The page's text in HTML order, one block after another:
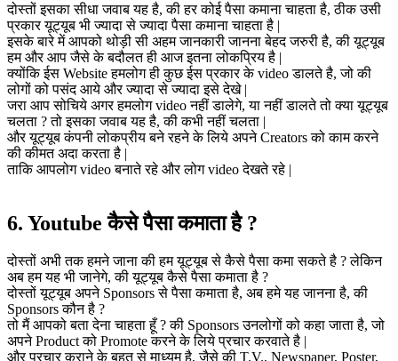
दोस्तों इसका सीधा जवाब यह है, की हर कोई पैसा कमाना चाहता है, ठीक उसी
प्रकार यूट्यूब भी ज्यादा से ज्यादा पैसा कमाना चाहता है |
इसके बारे में आपको थोड़ी सी अहम जानकारी जानना बेहद जरुरी है, की यूट्यूब
हम और आप जैसे के बदौलत ही आज इतना लोकप्रिय है |
क्योंकि ईस Website हमलोग ही कुछ ईस प्रकार के video डालते है, जो की
लोगों को पसंद आये और ज्यादा से ज्यादा इसे देखे |
जरा आप सोचिये अगर हमलोग video नहीं डालेगे, या नहीं डालते तो क्या यूट्यूब
चलता ? तो इसका जवाब यह है, की कभी नहीं चलता |
और यूट्यूब कंपनी लोकप्रीय बने रहने के लिये अपने Creators को काम करने
की कीमत अदा करता है |
ताकि आपलोग video बनाते रहे और लोग video देखते रहे |
6. Youtube कैसे पैसा कमाता है ?
दोस्तों अभी तक हमने जाना की हम यूट्यूब से कैसे पैसा कमा सकते है ? लेकिन
अब हम यह भी जानेगे, की यूट्यूब कैसे पैसा कमाता है ?
दोस्तों यूट्यूब अपने Sponsors से पैसा कमाता है, अब हमे यह जानना है, की
Sponsors कौन है ?
तो मैं आपको बता देना चाहता हूँ ? की Sponsors उनलोगों को कहा जाता है, जो
अपने Product को Promote करने के लिये प्रचार करवाते है |
और प्रचार कराने के बहुत से माध्यम है, जैसे की T.V., Newspaper, Poster,